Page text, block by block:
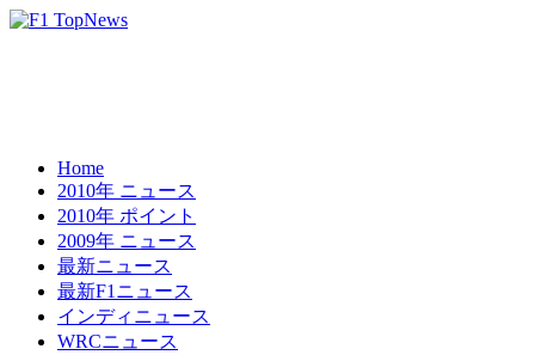
Home
2010年 ニュース
2010年 ポイント
2009年 ニュース
最新ニュース
最新F1ニュース
インディニュース
WRCニュース